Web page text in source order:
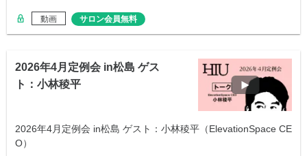
動画 サロン会員無料
2026年4月定例会 in松島 ゲス
ト：小林稜平
2026年4月定例会 in松島 ゲスト：小林稜平（ElevationSpace CE
O）